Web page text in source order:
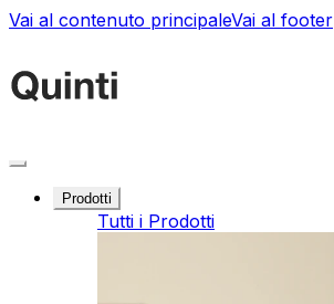
Vai al contenuto principaleVai al footer
Prodotti
Tutti i Prodotti